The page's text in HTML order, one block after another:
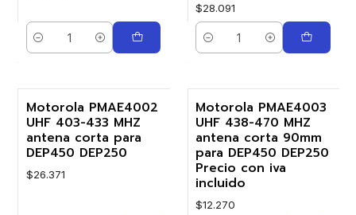
Cantidad
$28.091
Cantidad
Motorola PMAE4002
UHF 403-433 MHZ
antena corta para
DEP450 DEP250
$26.371
Motorola PMAE4003
UHF 438-470 MHZ
antena corta 90mm
para DEP450 DEP250
Precio con iva
incluido
$12.270